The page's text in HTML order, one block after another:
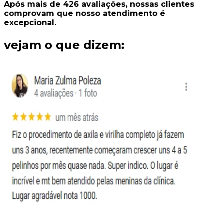
Após mais de 426 avaliações, nossas clientes
comprovam que nosso atendimento é
excepcional.
vejam o que dizem: